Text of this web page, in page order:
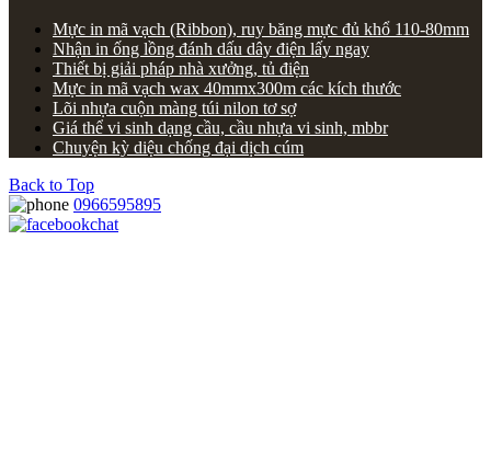
Mực in mã vạch (Ribbon), ruy băng mực đủ khổ 110-80mm
Nhận in ống lồng đánh dấu dây điện lấy ngay
Thiết bị giải pháp nhà xưởng, tủ điện
Mực in mã vạch wax 40mmx300m các kích thước
Lõi nhựa cuộn màng túi nilon tơ sợ
Giá thể vi sinh dạng cầu, cầu nhựa vi sinh, mbbr
Chuyện kỳ diệu chống đại dịch cúm
Back to Top
0966595895